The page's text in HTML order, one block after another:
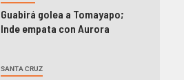
Guabirá golea a Tomayapo;
Inde empata con Aurora
SANTA CRUZ